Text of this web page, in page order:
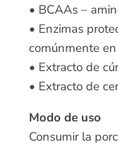
• BCAAs –
• Enzimas
comúnmente
• Extracto de
• Extracto de
Modo de uso
Consumir la